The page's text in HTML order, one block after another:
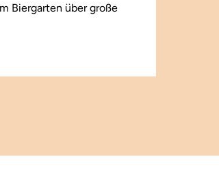
Biergarten über große